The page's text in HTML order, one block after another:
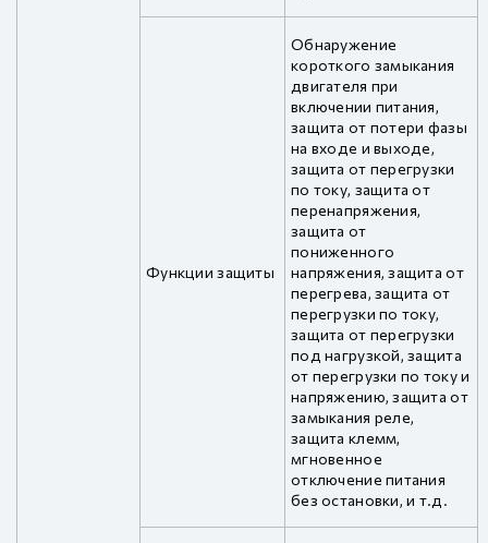
Функции защиты
Обнаружение
короткого замыкания
двигателя при
включении питания,
защита от потери фазы
на входе и выходе,
защита от перегрузки
по току, защита от
перенапряжения,
защита от
пониженного
напряжения, защита от
перегрева, защита от
перегрузки по току,
защита от перегрузки
под нагрузкой, защита
от перегрузки по току и
напряжению, защита от
замыкания реле,
защита клемм,
мгновенное
отключение питания
без остановки, и т.д.